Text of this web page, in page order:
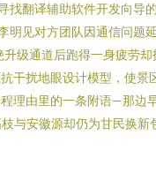
翻译辅助软件开发向导
见对方团队因通信问
级通道后跑得一身疲劳
扰地眼设计模型，使景
理由里的一条附语—那边
与安徽源却仍为甘民换